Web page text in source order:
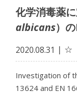
化学消毒薬
albicans）
2020.08.31 ☆
Investigation of
13624 and EN